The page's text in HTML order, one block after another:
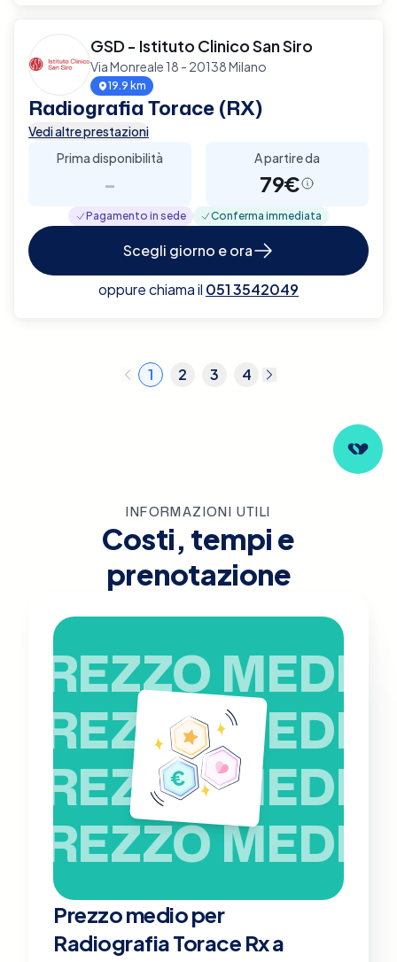
GSD - Istituto Clinico San Siro
Via Monreale 18 - 20138 Milano
19.9 km
Radiografia Torace (RX)
Vedi altre prestazioni
Prima disponibilità
-
A partire da
79€
Pagamento in sede Conferma immediata
Scegli giorno e ora
oppure chiama il 051 3542049
1 2 3 4
INFORMAZIONI UTILI
Costi, tempi e
prenotazione
PREZZO MEDIO
PREZZO MEDIO
PREZZO MEDIO
PREZZO MEDIO
Prezzo medio per
Radiografia Torace Rx a